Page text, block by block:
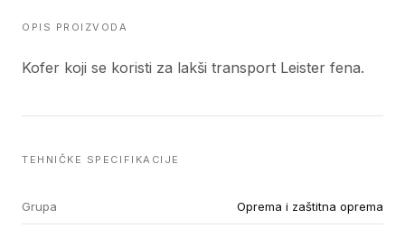
OPIS PROIZVODA
Kofer koji se koristi za lakši transport Leister fena.
TEHNIČKE SPECIFIKACIJE
Grupa Oprema i zaštitna oprema